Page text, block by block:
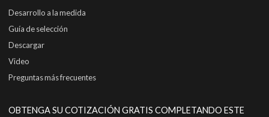
Desarrollo a la medida
Guía de selección
Descargar
Video
Preguntas más frecuentes
OBTENGA SU COTIZACIÓN GRATIS COMPLETANDO ESTE